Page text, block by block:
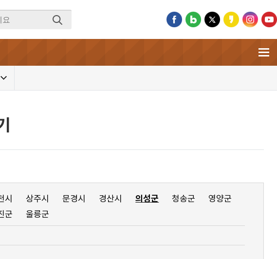
시 상주시 문경시 경산시 의성군 청송군
영양군
군
울릉군